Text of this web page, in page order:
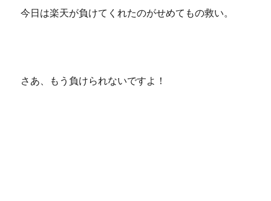
今日は楽天が負けてくれたのがせめてもの救い。
さあ、もう負けられないですよ！